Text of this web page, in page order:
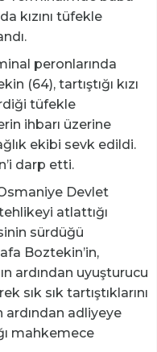
kızını tüfekle
peronlarında
(64), tartıştığı kızı
tüfekle
ihbarı üzerine
ekibi sevk edildi.
darp etti.
Devlet
atlattığı
sürdüğü
Boztekin’in,
ardından uyuşturucu
sık sık tartıştıklarını
adliyeye
mahkemece